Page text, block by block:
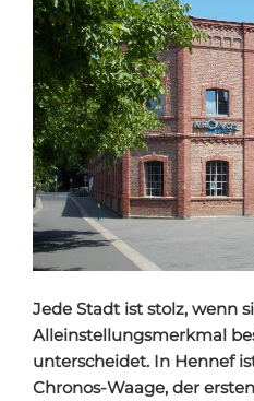
Jede Stadt ist stolz, wenn
Alleinstellungsmerkmal
unterscheidet. In Hennef
Chronos-Waage, der